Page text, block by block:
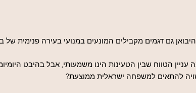
גם דגמים מקבילים המונעים במנועי בעירה פנימית של
להתאים למשפחה ישראלית ממוצעת?